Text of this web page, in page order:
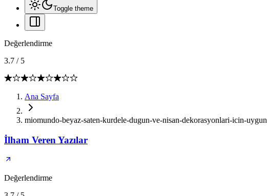
Toggle theme
Değerlendirme
3.7 / 5
Ana Sayfa
miomundo-beyaz-saten-kurdele-dugun-ve-nisan-dekorasyonlari-icin-uygun
İlham Veren Yazılar
Değerlendirme